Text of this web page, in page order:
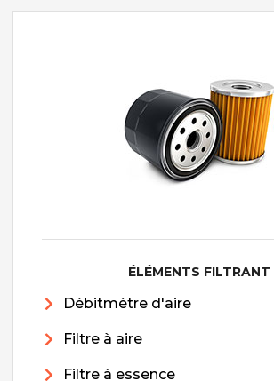
ÉLÉMENTS FILTRANT
Débitmètre d'aire
Filtre à aire
Filtre à essence